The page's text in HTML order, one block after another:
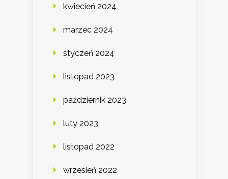
kwiecień 2024
marzec 2024
styczeń 2024
listopad 2023
październik 2023
luty 2023
listopad 2022
wrzesień 2022